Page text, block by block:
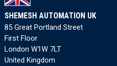
SHEMESH AUTOMATION UK
85 Great Portland Street
First Floor
London W1W 7LT
United Kingdom